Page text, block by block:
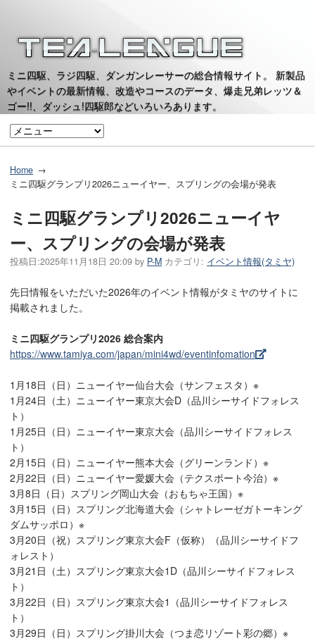
ミニ四駆、ラジ四駆、ダンガンレーサーの総合情報サイト。 新製品
やイベントの最新情報、改造やコースのデータ、爆走兄弟レッツ＆
ゴー!!、ダッシュ!四駆郎などいろいろあります。
Home
ミニ四駆グランプリ2026ニューイヤー、スプリングの会場が発表
ミニ四駆グランプリ2026ニューイヤ
ー、スプリングの会場が発表
投稿日:2025年11月18日 20:09 by P-M カテゴリ: イベント情報(タミヤ)
先日情報をいただいた2026年のイベント情報がタミヤのサイトに
掲載されました。
ミニ四駆グランプリ2026 総合案内
https://www.tamiya.com/japan/mini4wd/eventinfomation
1月18日（日）ニューイヤー仙台大会（サンフェスタ）※
1月24日（土）ニューイヤー東京大会D（品川シーサイドフォレス
ト）
1月25日（日）ニューイヤー東京大会（品川シーサイドフォレス
ト）
2月15日（日）ニューイヤー熊本大会（グリーンランド）※
2月22日（日）ニューイヤー愛媛大会（テクスポート今治）※
3月8日（日）スプリング岡山大会（おもちゃ王国）※
3月15日（日）スプリング北海道大会（シャトレーゼガトーキング
ダムサッポロ）※
3月20日（祝）スプリング東京大会F（仮称）（品川シーサイドフ
ォレスト）
3月21日（土）スプリング東京大会1D（品川シーサイドフォレス
ト）
3月22日（日）スプリング東京大会1（品川シーサイドフォレス
ト）
3月29日（日）スプリング掛川大会（つま恋リゾート彩の郷）※